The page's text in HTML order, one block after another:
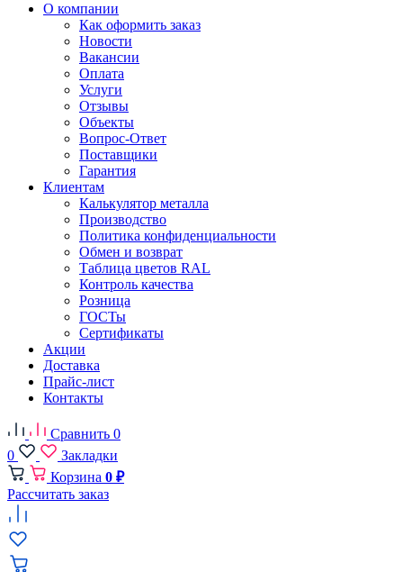
О компании
Как оформить заказ
Новости
Вакансии
Оплата
Услуги
Отзывы
Объекты
Вопрос-Ответ
Поставщики
Гарантия
Клиентам
Калькулятор металла
Производство
Политика конфиденциальности
Обмен и возврат
Таблица цветов RAL
Контроль качества
Розница
ГОСТы
Сертификаты
Акции
Доставка
Прайс-лист
Контакты
Сравнить 0
0
Закладки
Корзина 0 ₽
Рассчитать заказ